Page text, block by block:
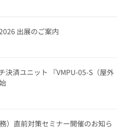
出展のご案内
決済ユニット 『VMPU-05-S（屋外
）直前対策セミナー開催のお知ら